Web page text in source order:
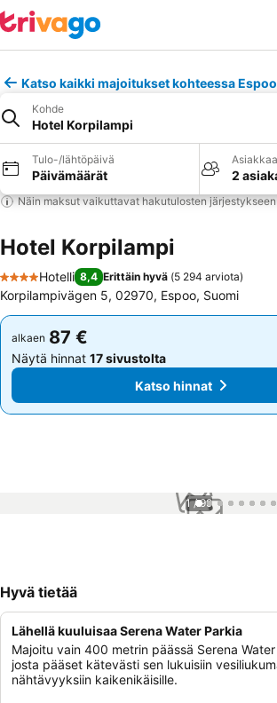
Katso kaikki majoitukset kohteessa Espoo
Kohde
Hotel Korpilampi
Tulo-/lähtöpäivä
Päivämäärät 2
Näin maksut vaikuttavat hakutulosten järjestykseen
Hotel Korpilampi
4 Tähtiluokitus
Hotelli 8,4 Erittäin hyvä (5 294 arviota)
Korpilampivägen 5, 02970, Espoo, Suomi
alkaen 87 €
Näytä hinnat 17 sivustolta
Katso hinnat
alkaen 87 €
Näytä hinnat 17 sivustolta
Katso hinnat
1 / 99
Hyvä tietää
Lähellä kuuluisaa Serena Water Parkia
Majoitu vain 400 metrin päässä Serena
josta pääset kätevästi sen lukuisiin
nähtävyyksiin kaikenikäisille.